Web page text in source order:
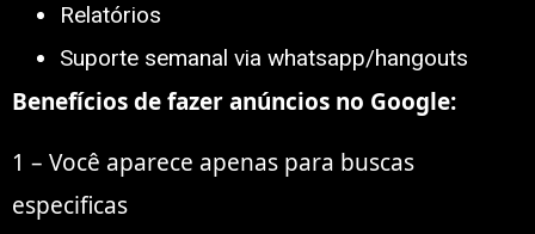
Relatórios
Suporte semanal via whatsapp/hangouts
Benefícios de fazer anúncios no Google:
1 – Você aparece apenas para buscas
especificas